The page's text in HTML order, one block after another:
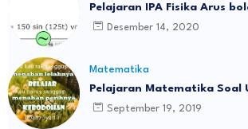
Pelajaran IPA Fisika Arus
Desember 14, 2020
Matematika
Pelajaran Matematika Soal
September 19, 2019